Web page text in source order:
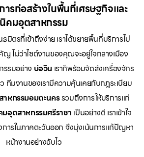
ารก่อสร้างในพื้นที่เศรษฐกิจและ
นิคมอุตสาหกรรม
มิตรที่เข้าถึงง่าย เราได้ขยายพื้นที่บริการไป
ไม่ว่าไซต์งานของคุณจะอยู่ใจกลางเมือง
รรมอย่าง บ่อวิน เราก็พร้อมจัดส่งเครื่องจักร
ทีมงานของเรามีความคุ้นเคยกับกฎระเบียบ
หกรรมอมตะนครรวมถึงการให้บริการแก่
มอุตสาหกรรมศรีราชา เป็นอย่างดี เราเข้าใจ
การในภาคตะวันออก จึงมุ่งเน้นการแก้ปัญหา
หน้างานอย่างฉับไว